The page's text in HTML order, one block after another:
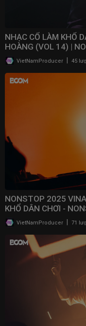
NHẠC CỔ LÀM KHỔ
HOÀNG (VOL 14) |
VietNamProducer 45
NONSTOP 2025
KHỔ DÂN CHƠI -
@NONSTOPVNDJ
VietNamProducer | 71